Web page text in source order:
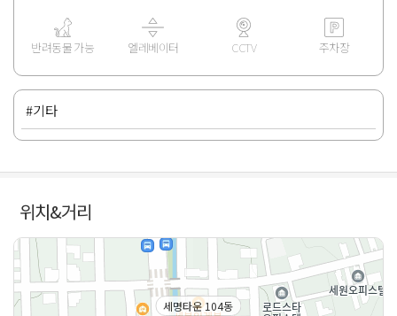
반려동물 가능 엘레베이터 CCTV 주차장
#기타
위치&거리
세명타운 104동